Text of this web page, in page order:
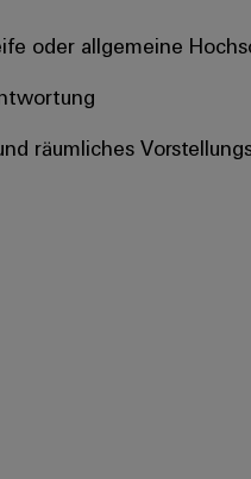
oder allgemeine
räumliches